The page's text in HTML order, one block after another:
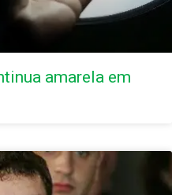
amarela em